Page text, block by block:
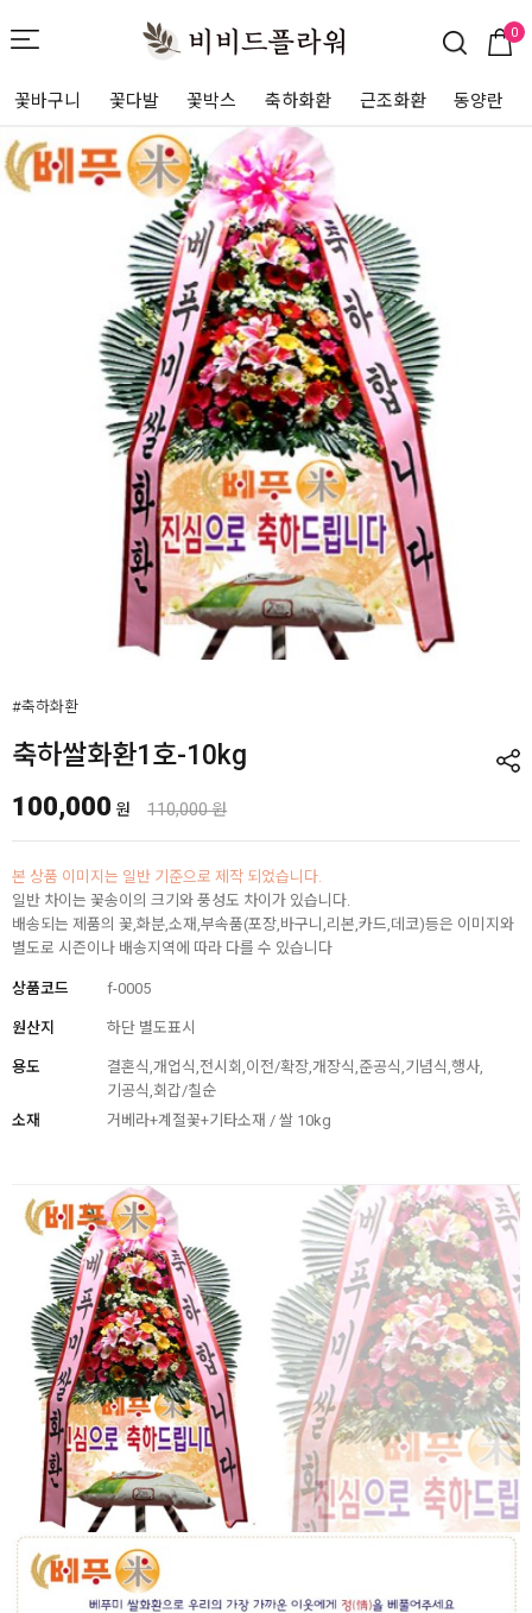
0
꽃바구니 꽃다발 꽃박스 축하화환 근조화환 동양란
#축하화환
축하쌀화환1호-10kg
100,000 원 110,000 원
본 상품 이미지는 일반 기준으로 제작 되었습니다.
일반 차이는 꽃송이의 크기와 풍성도 차이가 있습니다.
배송되는 제품의 꽃,화분,소재,부속품(포장,바구니,리본,카드,데코)등은 이미지와
별도로 시즌이나 배송지역에 따라 다를 수 있습니다
상품코드 f-0005
원산지 하단 별도표시
용도
결혼식,개업식,전시회,이전/확장,개장식,준공식,기념식,행사,
기공식,회갑/칠순
소재
거베라+계절꽃+기타소재 / 쌀 10kg